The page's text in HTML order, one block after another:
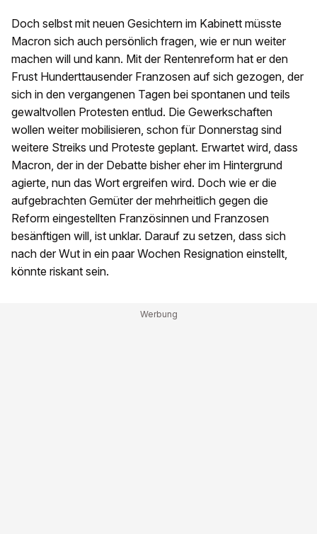
Doch selbst mit neuen Gesichtern im Kabinett müsste
Macron sich auch persönlich fragen, wie er nun weiter
machen will und kann. Mit der Rentenreform hat er den
Frust Hunderttausender Franzosen auf sich gezogen, der
sich in den vergangenen Tagen bei spontanen und teils
gewaltvollen Protesten entlud. Die Gewerkschaften
wollen weiter mobilisieren, schon für Donnerstag sind
weitere Streiks und Proteste geplant. Erwartet wird, dass
Macron, der in der Debatte bisher eher im Hintergrund
agierte, nun das Wort ergreifen wird. Doch wie er die
aufgebrachten Gemüter der mehrheitlich gegen die
Reform eingestellten Französinnen und Franzosen
besänftigen will, ist unklar. Darauf zu setzen, dass sich
nach der Wut in ein paar Wochen Resignation einstellt,
könnte riskant sein.